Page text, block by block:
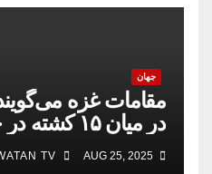
جهان
مقامات غزه می‌گویند
در میان ۱۵
بیمارستان